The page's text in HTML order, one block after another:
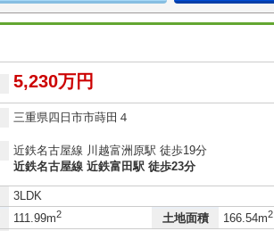
5,230万円
三重県四日市市蒔田４
近鉄名古屋線 川越富洲原駅 徒歩19分
近鉄名古屋線 近鉄富田駅 徒歩23分
3LDK
111.99m2 土地面積 166.54m2